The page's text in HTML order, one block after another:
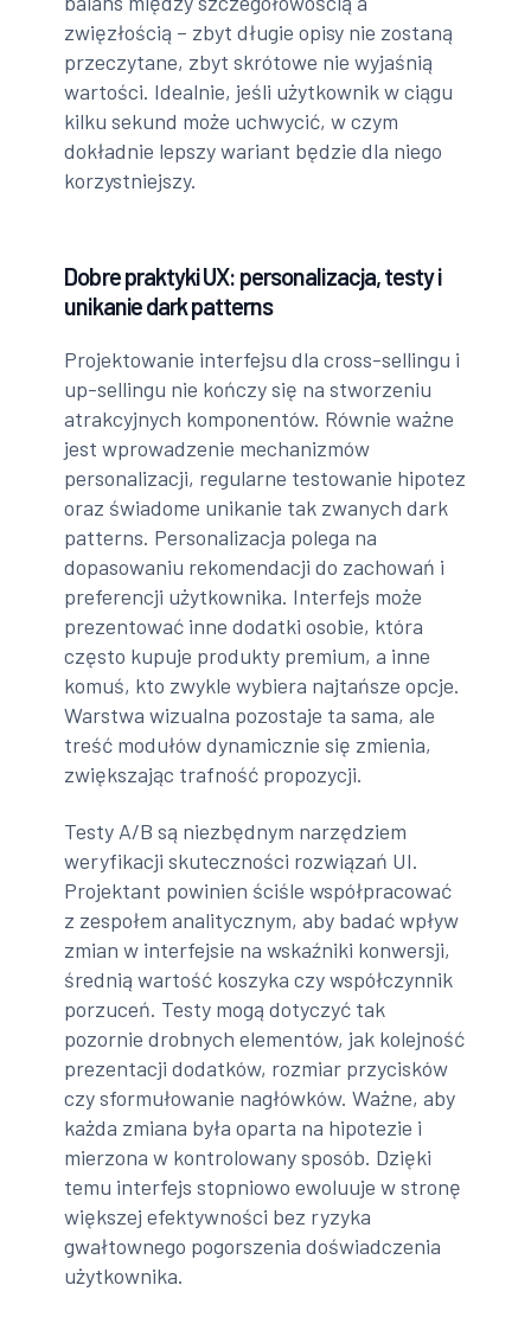
zwięzłością – zbyt długie opisy nie zostaną
przeczytane, zbyt skrótowe nie wyjaśnią
wartości. Idealnie, jeśli użytkownik w ciągu
kilku sekund może uchwycić, w czym
dokładnie lepszy wariant będzie dla niego
korzystniejszy.
Dobre praktyki UX: personalizacja, testy i
unikanie dark patterns
Projektowanie interfejsu dla cross-sellingu i
up-sellingu nie kończy się na stworzeniu
atrakcyjnych komponentów. Równie ważne
jest wprowadzenie mechanizmów
personalizacji, regularne testowanie hipotez
oraz świadome unikanie tak zwanych dark
patterns. Personalizacja polega na
dopasowaniu rekomendacji do zachowań i
preferencji użytkownika. Interfejs może
prezentować inne dodatki osobie, która
często kupuje produkty premium, a inne
komuś, kto zwykle wybiera najtańsze opcje.
Warstwa wizualna pozostaje ta sama, ale
treść modułów dynamicznie się zmienia,
zwiększając trafność propozycji.
Testy A/B są niezbędnym narzędziem
weryfikacji skuteczności rozwiązań UI.
Projektant powinien ściśle współpracować
z zespołem analitycznym, aby badać wpływ
zmian w interfejsie na wskaźniki konwersji,
średnią wartość koszyka czy współczynnik
porzuceń. Testy mogą dotyczyć tak
pozornie drobnych elementów, jak kolejność
prezentacji dodatków, rozmiar przycisków
czy sformułowanie nagłówków. Ważne, aby
każda zmiana była oparta na hipotezie i
mierzona w kontrolowany sposób. Dzięki
temu interfejs stopniowo ewoluuje w stronę
większej efektywności bez ryzyka
gwałtownego pogorszenia doświadczenia
użytkownika.